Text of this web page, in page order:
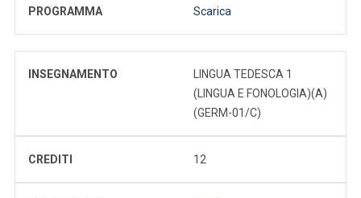
PROGRAMMA Scarica
INSEGNAMENTO
LINGUA TEDESCA 1
(LINGUA E FONOLOGIA)(A)
(GERM-01/C)
CREDITI 12